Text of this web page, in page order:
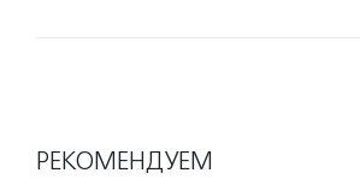
РЕКОМЕНДУЕМ